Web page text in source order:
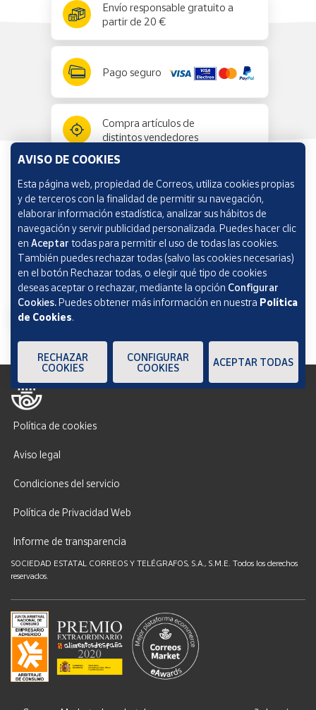
Envío responsable gratuito a
partir de 20 €
Pago seguro
Compra artículos de
distintos vendedores
Información y ayuda
Correos Market
Política de cookies
Aviso legal
Condiciones del servicio
Política de Privacidad Web
Informe de transparencia
SOCIEDAD ESTATAL CORREOS Y TELÉGRAFOS, S.A., S.M.E. Todos los derechos
reservados.
AVISO DE COOKIES
Esta página web, propiedad de Correos, utiliza cookies propias
y de terceros con la finalidad de permitir su navegación,
elaborar información estadística, analizar sus hábitos de
navegación y servir publicidad personalizada. Puedes hacer clic
en Aceptar todas para permitir el uso de todas las cookies.
También puedes rechazar todas (salvo las cookies necesarias)
en el botón Rechazar todas, o elegir qué tipo de cookies
deseas aceptar o rechazar, mediante la opción Configurar
Cookies.Puedes obtener más información en nuestra Política
de Cookies.
RECHAZAR
COOKIES
CONFIGURAR
COOKIES
ACEPTAR TODAS